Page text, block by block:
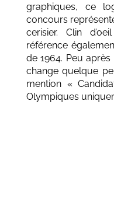
graphiques, ce
concours
cerisier. Clin
référence
de 1964. Peu
change quelque
mention «
Olympiques